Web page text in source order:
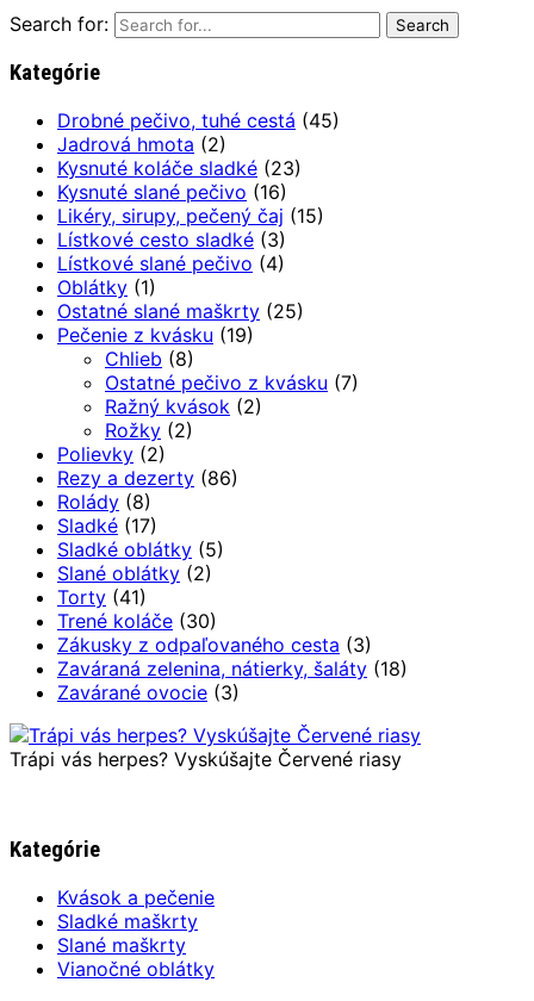
Search for:
Kategórie
Drobné pečivo, tuhé cestá (45)
Jadrová hmota (2)
Kysnuté koláče sladké (23)
Kysnuté slané pečivo (16)
Likéry, sirupy, pečený čaj (15)
Lístkové cesto sladké (3)
Lístkové slané pečivo (4)
Oblátky (1)
Ostatné slané maškrty (25)
Pečenie z kvásku (19)
Chlieb (8)
Ostatné pečivo z kvásku (7)
Ražný kvások (2)
Rožky (2)
Polievky (2)
Rezy a dezerty (86)
Rolády (8)
Sladké (17)
Sladké oblátky (5)
Slané oblátky (2)
Torty (41)
Trené koláče (30)
Zákusky z odpaľovaného cesta (3)
Zaváraná zelenina, nátierky, šaláty (18)
Zavárané ovocie (3)
Trápi vás herpes? Vyskúšajte Červené riasy
Kategórie
Kvások a pečenie
Sladké maškrty
Slané maškrty
Vianočné oblátky